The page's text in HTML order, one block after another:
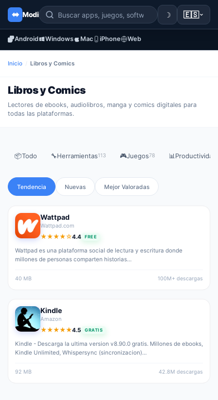
Modi ☽ 🇪🇸
Android Windows Mac iPhone Web
Inicio / Libros y Comics
Libros y Comics
Lectores de ebooks, audiolibros, manga y comics digitales para
todas las plataformas.
📦Todo 🔧Herramientas113 🎮Juegos78 📊 Productividad
Tendencia Nuevas Mejor Valoradas
Wattpad
Wattpad.com
★★★★☆4.4
4.4 out of 5 stars
FREE
Wattpad es una plataforma social de lectura y escritura donde
millones de personas comparten historias…
40 MB 100M+ descargas
Kindle
Amazon
★★★★★4.5
4.5 out of 5 stars
GRATIS
Kindle - Descarga la ultima version v8.90.0 gratis. Millones de ebooks,
Kindle Unlimited, Whispersync (sincronizacion)…
92 MB 42.8M descargas